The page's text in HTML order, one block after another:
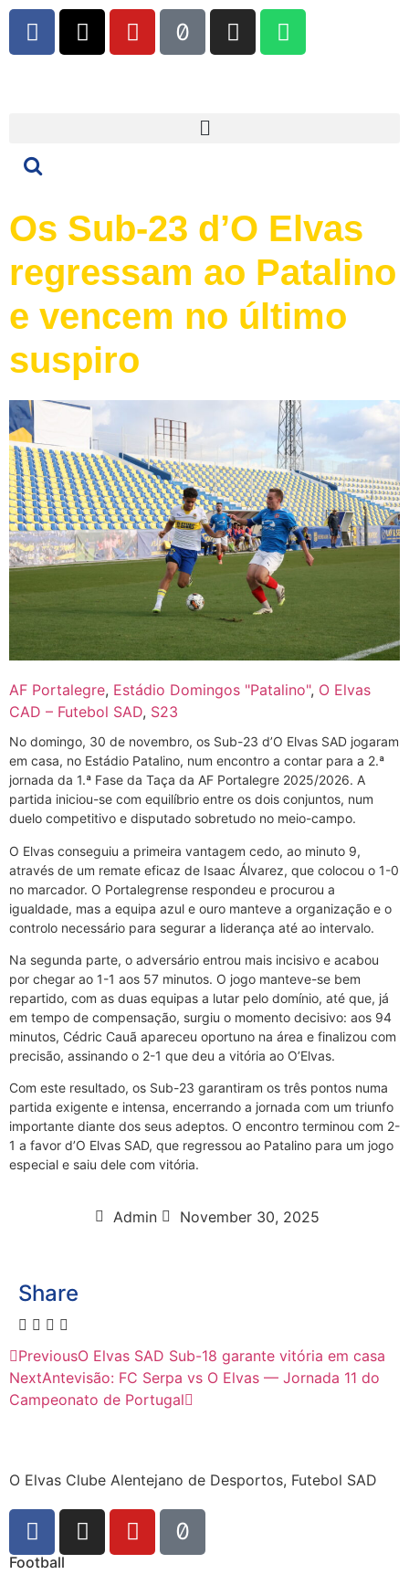
Os Sub-23 d’O Elvas
regressam ao Patalino
e vencem no último
suspiro
AF Portalegre, Estádio Domingos "Patalino", O Elvas
CAD – Futebol SAD, S23
No domingo, 30 de novembro, os Sub-23 d’O Elvas SAD jogaram
em casa, no Estádio Patalino, num encontro a contar para a 2.ª
jornada da 1.ª Fase da Taça da AF Portalegre 2025/2026. A
partida iniciou-se com equilíbrio entre os dois conjuntos, num
duelo competitivo e disputado sobretudo no meio-campo.
O Elvas conseguiu a primeira vantagem cedo, ao minuto 9,
através de um remate eficaz de Isaac Álvarez, que colocou o 1-0
no marcador. O Portalegrense respondeu e procurou a
igualdade, mas a equipa azul e ouro manteve a organização e o
controlo necessário para segurar a liderança até ao intervalo.
Na segunda parte, o adversário entrou mais incisivo e acabou
por chegar ao 1-1 aos 57 minutos. O jogo manteve-se bem
repartido, com as duas equipas a lutar pelo domínio, até que, já
em tempo de compensação, surgiu o momento decisivo: aos 94
minutos, Cédric Cauã apareceu oportuno na área e finalizou com
precisão, assinando o 2-1 que deu a vitória ao O’Elvas.
Com este resultado, os Sub-23 garantiram os três pontos numa
partida exigente e intensa, encerrando a jornada com um triunfo
importante diante dos seus adeptos. O encontro terminou com 2-
1 a favor d’O Elvas SAD, que regressou ao Patalino para um jogo
especial e saiu dele com vitória.
Admin November 30, 2025
Share
PreviousO Elvas SAD Sub-18 garante vitória em casa
NextAntevisão: FC Serpa vs O Elvas — Jornada 11 do
Campeonato de Portugal
O Elvas Clube Alentejano de Desportos, Futebol SAD
Football